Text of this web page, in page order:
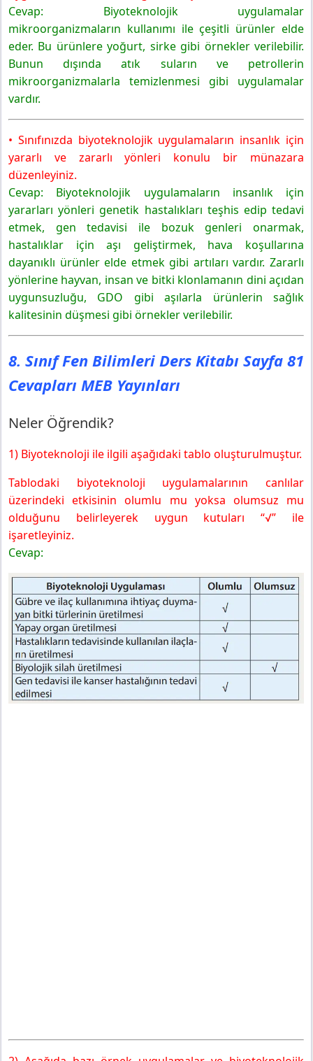
Cevap: Biyoteknolojik uygulamalar
mikroorganizmaların kullanımı ile çeşitli ürünler elde
eder. Bu ürünlere yoğurt, sirke gibi örnekler verilebilir.
Bunun dışında atık suların ve petrollerin
mikroorganizmalarla temizlenmesi gibi uygulamalar
vardır.
• Sınıfınızda biyoteknolojik uygulamaların insanlık için
yararlı ve zararlı yönleri konulu bir münazara
düzenleyiniz.
Cevap: Biyoteknolojik uygulamaların insanlık için
yararları yönleri genetik hastalıkları teşhis edip tedavi
etmek, gen tedavisi ile bozuk genleri onarmak,
hastalıklar için aşı geliştirmek, hava koşullarına
dayanıklı ürünler elde etmek gibi artıları vardır. Zararlı
yönlerine hayvan, insan ve bitki klonlamanın dini açıdan
uygunsuzluğu, GDO gibi aşılarla ürünlerin sağlık
kalitesinin düşmesi gibi örnekler verilebilir.
8. Sınıf Fen Bilimleri Ders Kitabı Sayfa 81
Cevapları MEB Yayınları
Neler Öğrendik?
1) Biyoteknoloji ile ilgili aşağıdaki tablo oluşturulmuştur.
Tablodaki biyoteknoloji uygulamalarının canlılar
üzerindeki etkisinin olumlu mu yoksa olumsuz mu
olduğunu belirleyerek uygun kutuları “√” ile
işaretleyiniz.
Cevap: